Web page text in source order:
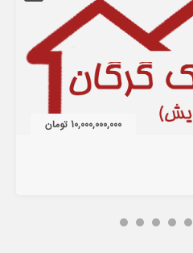
10,000,000,000 تومان